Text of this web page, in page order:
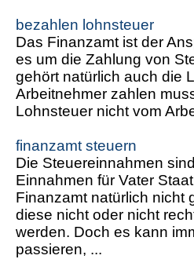
bezahlen lohnsteuer
Das Finanzamt ist der
es um die Zahlung von
gehört natürlich auch die
Arbeitnehmer zahlen
Lohnsteuer nicht vom
finanzamt steuern
Die Steuereinnahmen
Einnahmen für Vater
Finanzamt natürlich nicht
diese nicht oder nicht
werden. Doch es kann
passieren, ...